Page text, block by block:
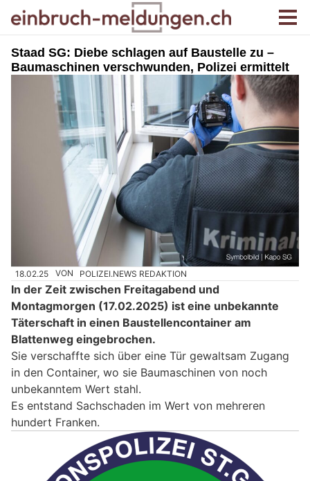
Staad SG: Diebe schlagen auf Baustelle zu –
Baumaschinen verschwunden, Polizei ermittelt
18.02.25 VON POLIZEI.NEWS REDAKTION
In der Zeit zwischen Freitagabend und
Montagmorgen (17.02.2025) ist eine unbekannte
Täterschaft in einen Baustellencontainer am
Blattenweg eingebrochen.
Sie verschaffte sich über eine Tür gewaltsam Zugang
in den Container, wo sie Baumaschinen von noch
unbekanntem Wert stahl.
Es entstand Sachschaden im Wert von mehreren
hundert Franken.